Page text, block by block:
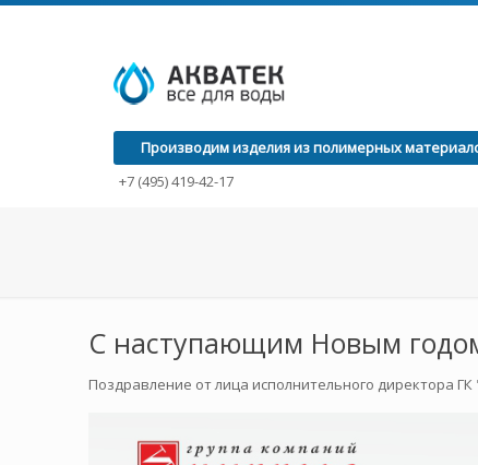
Производим изделия из полимерных
+7 (495) 419-42-17
С наступающим Новым
Поздравление от лица исполнительного директора